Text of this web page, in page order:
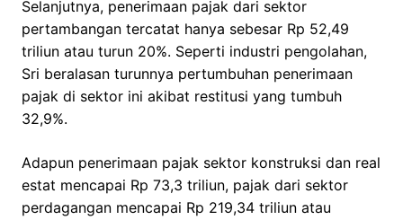
Selanjutnya, penerimaan pajak dari sektor
pertambangan tercatat hanya sebesar Rp 52,49
triliun atau turun 20%. Seperti industri pengolahan,
Sri beralasan turunnya pertumbuhan penerimaan
pajak di sektor ini akibat restitusi yang tumbuh
32,9%.
Adapun penerimaan pajak sektor konstruksi dan real
estat mencapai Rp 73,3 triliun, pajak dari sektor
perdagangan mencapai Rp 219,34 triliun atau